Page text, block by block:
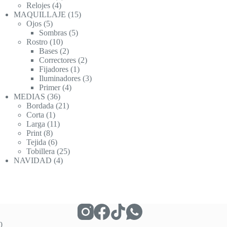
productos
Relojes 44
productos
MAQUILLAJE 1515
Ojos 55
productos
Sombras 55
Rostro 1010
productos
Bases 22
productos
Correctores 22
Fijadores 11
producto
Iluminadores 33
Primer 44
MEDIAS 3636
productos
Bordada 2121
Corta 11
producto
Larga 1111
Print 88
productos
Tejida 66
productos
Tobillera 2525
NAVIDAD 44